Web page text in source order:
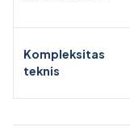
Kompleksitas
teknis